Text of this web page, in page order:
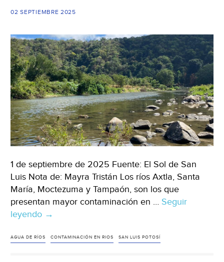
02 SEPTIEMBRE 2025
1 de septiembre de 2025 Fuente: El Sol de San
Luis Nota de: Mayra Tristán Los ríos Axtla, Santa
María, Moctezuma y Tampaón, son los que
presentan mayor contaminación en … Seguir
leyendo San
Potosí
→
AGUA DE RÍOS CONTAMINACIÓN EN RIOS SAN LUIS POTOSÍ